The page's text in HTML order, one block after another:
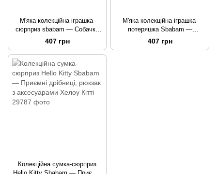
М'яка колекційна іграшка-
сюрприз sbabam — Собачка
мама з сюрпризом
407 грн
М'яка колекційна іграшка-
потеряшка Sbabam —
Чарівний малюк, іграшка з
аксесуарами
407 грн
Колекційна сумка-сюрприз